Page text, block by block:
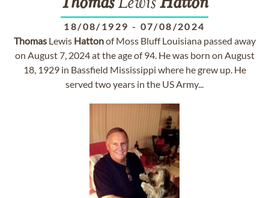
18/08/1929 - 07/08/2024
ThomasLewis Hattonof Moss Bluff Louisiana passed away
on August 7, 2024 at the age of 94. He was born on August
18, 1929 in Bassfield Mississippi where he grew up. He
served two years in the US Army...